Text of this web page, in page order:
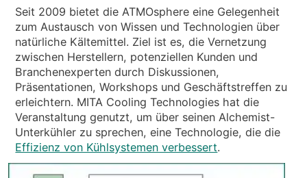
NACHHALTIGKEIT
TECHNISCHE ARTIKEL
RESERVIERTER BEREICH
DE EN IT FR PL
Seit 2009 bietet die ATMOsphere eine Gelegenheit
zum Austausch von Wissen und Technologien über
natürliche Kältemittel. Ziel ist es, die Vernetzung
zwischen Herstellern, potenziellen Kunden und
Branchenexperten durch Diskussionen,
Präsentationen, Workshops und Geschäftstreffen zu
erleichtern. MITA Cooling Technologies hat die
Veranstaltung genutzt, um über seinen Alchemist-
Unterkühler zu sprechen, eine Technologie, die die
Effizienz von Kühlsystemen verbessert.